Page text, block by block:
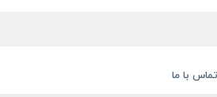
تماس با ما